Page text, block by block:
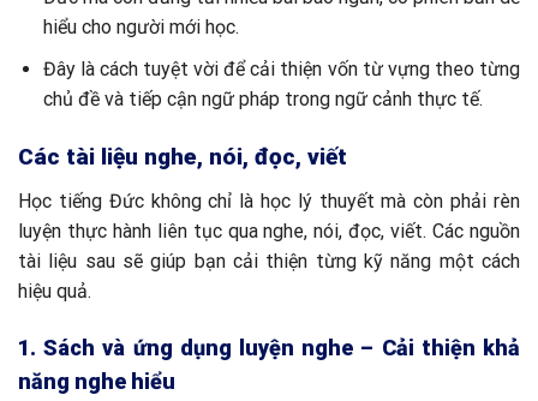
hiểu cho người mới học.
Đây là cách tuyệt vời để cải thiện vốn từ vựng theo từng
chủ đề và tiếp cận ngữ pháp trong ngữ cảnh thực tế.
Các tài liệu nghe, nói, đọc, viết
Học tiếng Đức không chỉ là học lý thuyết mà còn phải rèn
luyện thực hành liên tục qua nghe, nói, đọc, viết. Các nguồn
tài liệu sau sẽ giúp bạn cải thiện từng kỹ năng một cách
hiệu quả.
1. Sách và ứng dụng luyện nghe – Cải thiện khả
năng nghe hiểu